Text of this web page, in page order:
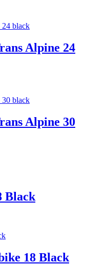
Alpine 24
Alpine 30
Black
18 Black